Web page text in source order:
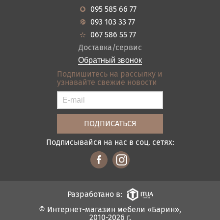
Кухня
Прихожие
Ванная
Акции
Новости
Гарантия
Кредит
Оплата и доставка
Отзывы
Контакты
Карта сайта
Условия покупки
095 585 66 77
093 103 33 77
067 586 55 77
Доставка/сервис
Обратный звонок
Подпишитесь на рассылку и
узнавайте свежие новости
Подписывайся на нас в соц. сетях:
© Интернет-магазин мебели «Барин»,
2010-2026 г.
Разработано в: